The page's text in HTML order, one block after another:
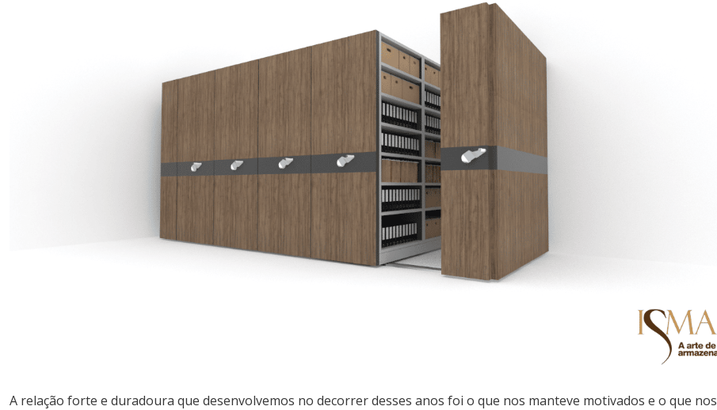
A relação forte e duradoura que desenvolvemos no decorrer desses anos foi o que nos manteve motivados e o que nos